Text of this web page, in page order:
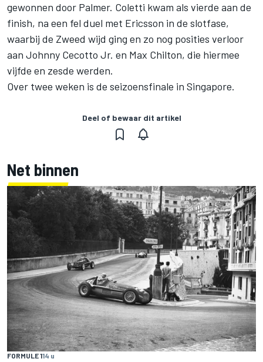
gewonnen door Palmer. Coletti kwam als vierde aan de
finish, na een fel duel met Ericsson in de slotfase,
waarbij de Zweed wijd ging en zo nog posities verloor
aan Johnny Cecotto Jr. en Max Chilton, die hiermee
vijfde en zesde werden.
Over twee weken is de seizoensfinale in Singapore.
Deel of bewaar dit artikel
Net binnen
FORMULE 114 u